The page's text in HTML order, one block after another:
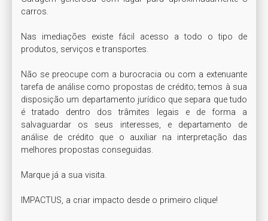
carros.
Nas imediações existe fácil acesso a todo o tipo de
produtos, serviços e transportes.
Não se preocupe com a burocracia ou com a extenuante
tarefa de análise como propostas de crédito; temos à sua
disposição um departamento jurídico que separa que tudo
é tratado dentro dos trâmites legais e de forma a
salvaguardar os seus interesses, e departamento de
análise de crédito que o auxiliar na interpretação das
melhores propostas conseguidas.
Marque já a sua visita.
IMPACTUS, a criar impacto desde o primeiro clique!